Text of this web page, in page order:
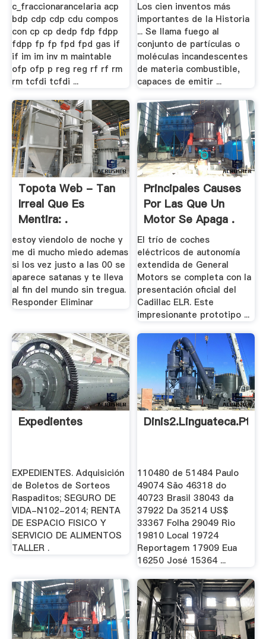
c_fraccionarancelaria acp
bdp cdp cdp cdu compos
con cp cp dedp fdp fdpp
fdpp fp fp fpd fpd gas if
if im im inv m maintable
ofp ofp p reg reg rf rf rm
rm tcfdi tcfdi ...
Los cien inventos más
importantes de la Historia
... Se llama fuego al
conjunto de partículas o
moléculas incandescentes
de materia combustible,
capaces de emitir ...
Topota Web - Tan
Irreal Que Es
Mentira: .
estoy viendolo de noche y
me di mucho miedo ademas
si los vez justo a las 00 se
aparece satanas y te lleva
al fin del mundo sin tregua.
Responder Eliminar
Principales Causes
Por Las Que Un
Motor Se Apaga .
El trío de coches
eléctricos de autonomía
extendida de General
Motors se completa con la
presentación oficial del
Cadillac ELR. Este
impresionante prototipo ...
Expedientes
EXPEDIENTES. Adquisición
de Boletos de Sorteos
Raspaditos; SEGURO DE
VIDA-N102-2014; RENTA
DE ESPACIO FISICO Y
SERVICIO DE ALIMENTOS
TALLER .
Dinis2.linguateca.pt
110480 de 51484 Paulo
49074 São 46318 do
40723 Brasil 38043 da
37922 Da 35214 US$
33367 Folha 29049 Rio
19810 Local 19724
Reportagem 17909 Eua
16250 José 15364 ...